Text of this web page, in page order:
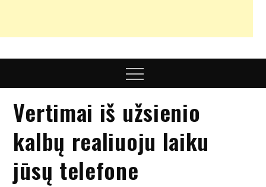
Menu
Vertimai iš užsienio
kalbų realiuoju laiku
jūsų telefone